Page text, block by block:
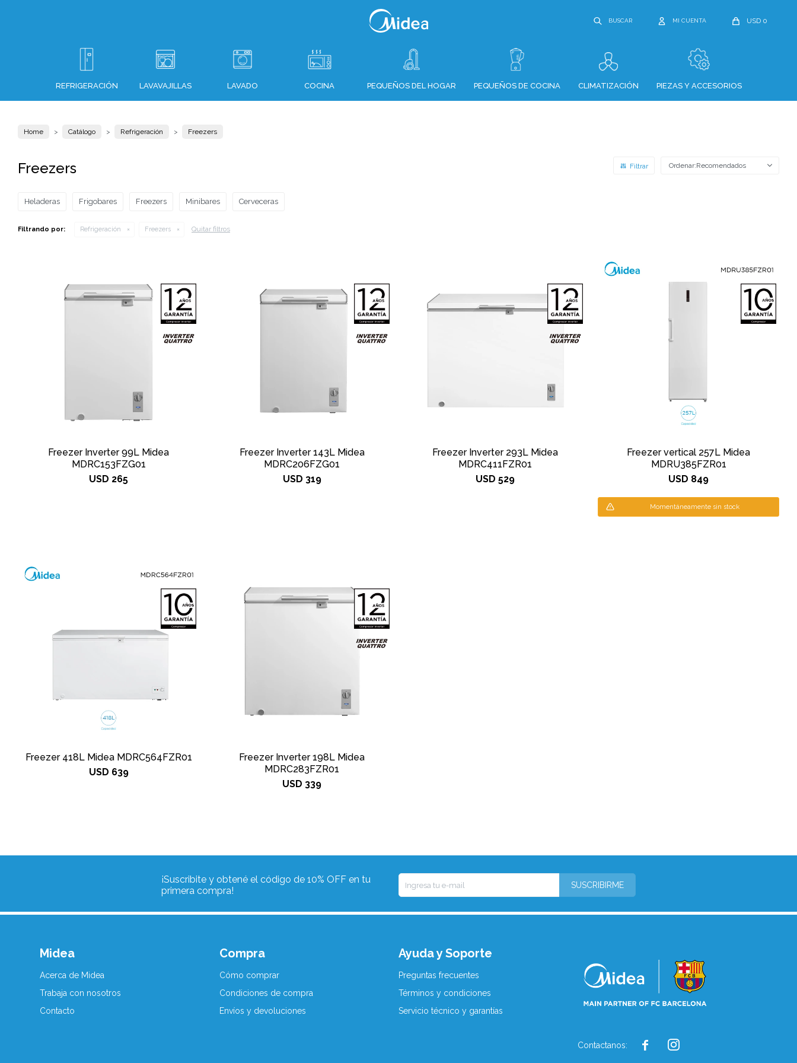
REFRIGERACIÓN LAVAVAJILLAS LAVADO COCINA PEQUEÑOS DEL HOGAR PEQUEÑOS DE COCINA CLIMATIZACIÓN PIEZAS Y ACCESORIOS
USD 0
Home Catálogo Refrigeración Freezers
Freezers Recomendados
Heladeras Frigobares Freezers Minibares Cerveceras
Filtrando por: Refrigeración Freezers Quitar filtros
Freezer Inverter 99L Midea
MDRC153FZG01
USD 265
Freezer Inverter 143L Midea
MDRC206FZG01
USD 319
Freezer Inverter 293L Midea
MDRC411FZR01
USD 529
Freezer vertical 257L Midea
MDRU385FZR01
USD 849
Momentáneamente sin stock
Freezer 418L Midea MDRC564FZR01
USD 639
Freezer Inverter 198L Midea
MDRC283FZR01
USD 339
Midea
Acerca de Midea
Trabaja con nosotros
Contacto
Compra
Cómo comprar
Condiciones de compra
Envíos y devoluciones
Ayuda y Soporte
Preguntas frecuentes
Términos y condiciones
Servicio técnico y garantías
Contactanos:  
¡Suscribite y obtené el código de 10% OFF en tu
primera compra!
SUSCRIBIRME